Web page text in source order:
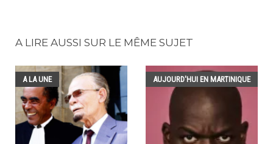
A LIRE AUSSI SUR LE MÊME SUJET
A LA UNE AUJOURD'HUI EN MARTINIQUE